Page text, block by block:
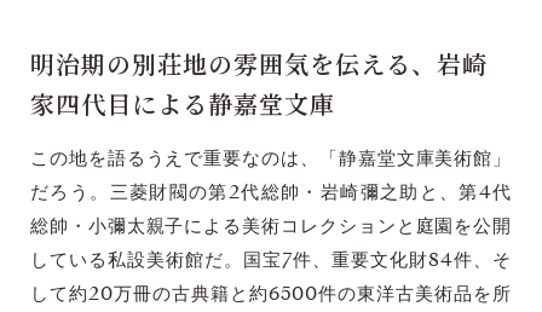
明治期の別荘地の雰囲気を伝える、岩崎
家四代目による静嘉堂文庫
この地を語るうえで重要なのは、「静嘉堂文庫美術館」
だろう。三菱財閥の第2代総帥・岩崎彌之助と、第4代
総帥・小彌太親子による美術コレクションと庭園を公開
している私設美術館だ。国宝7件、重要文化財84件、そ
して約20万冊の古典籍と約6500件の東洋古美術品を所